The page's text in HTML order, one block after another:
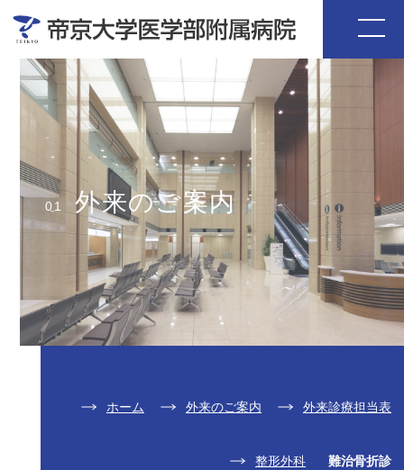
01 外来のご案内
ホーム 外来のご案内 外来診療担当表
整形外科 難治骨折診